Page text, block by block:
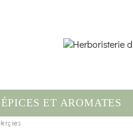
ÉPICES ET AROMATES
ALIMENTAIRE